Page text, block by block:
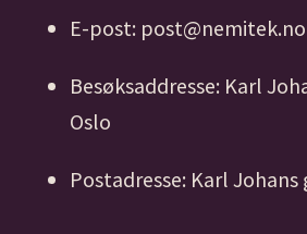
E-post: post@nemitek.no
Besøksaddresse: Karl
Oslo
Postadresse: Karl Johans